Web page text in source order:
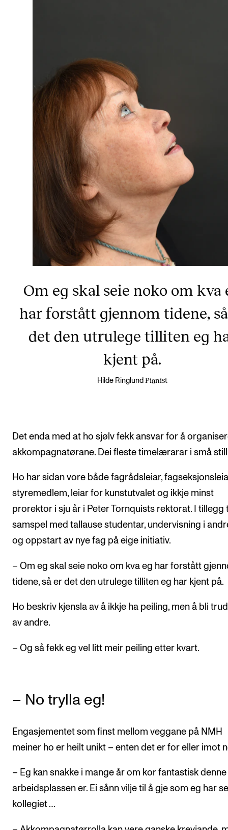
Om eg skal seie noko om kva
har forstått gjennom tidene,
det den utrulege tilliten eg
kjent på.
Hilde Ringlund Pianist
Det enda med at ho sjølv fekk ansvar for å
akkompagnatørane. Dei fleste timelærarar i små
Ho har sidan vore både fagrådsleiar,
styremedlem, leiar for kunstutvalet og ikkje minst
prorektor i sju år i Peter Tornquists rektorat. I tillegg
samspel med tallause studentar, undervisning i
og oppstart av nye fag på eige initiativ.
– Om eg skal seie noko om kva eg har forstått
tidene, så er det den utrulege tilliten eg har kjent på.
Ho beskriv kjensla av å ikkje ha peiling, men å bli
av andre.
– Og så fekk eg vel litt meir peiling etter kvart.
– No trylla eg!
Engasjementet som finst mellom veggane på NMH
meiner ho er heilt unikt – enten det er for eller imot
– Eg kan snakke i mange år om kor fantastisk denne
arbeidsplassen er. Ei sånn vilje til å gje som eg har
kollegiet …